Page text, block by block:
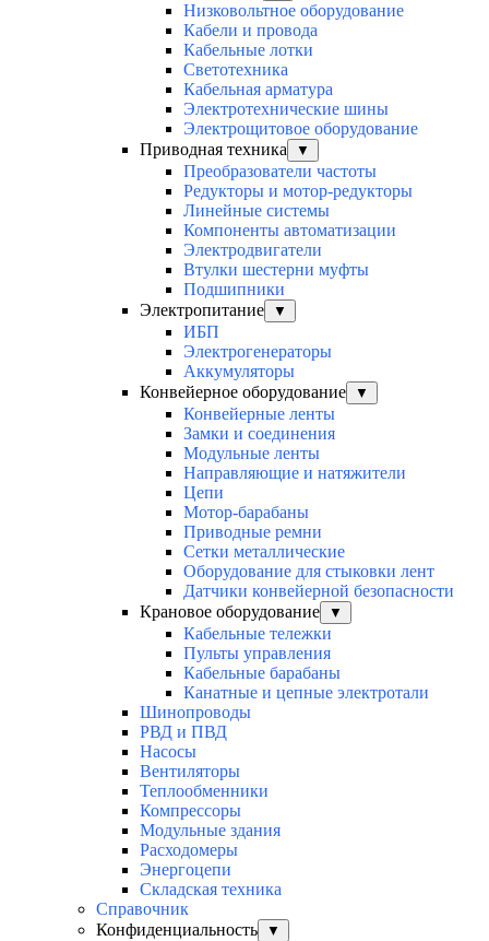
Низковольтное оборудование
Кабели и провода
Кабельные лотки
Светотехника
Кабельная арматура
Электротехнические шины
Электрощитовое оборудование
Приводная техника
▼
Преобразователи частоты
Редукторы и мотор-редукторы
Линейные системы
Компоненты автоматизации
Электродвигатели
Втулки шестерни муфты
Подшипники
Электропитание
▼
ИБП
Электрогенераторы
Аккумуляторы
Конвейерное оборудование
▼
Конвейерные ленты
Замки и соединения
Модульные ленты
Направляющие и натяжители
Цепи
Мотор-барабаны
Приводные ремни
Сетки металлические
Оборудование для стыковки лент
Датчики конвейерной безопасности
Крановое оборудование
▼
Кабельные тележки
Пульты управления
Кабельные барабаны
Канатные и цепные электротали
Шинопроводы
РВД и ПВД
Насосы
Вентиляторы
Теплообменники
Компрессоры
Модульные здания
Расходомеры
Энергоцепи
Складская техника
Справочник
Конфиденциальность
▼